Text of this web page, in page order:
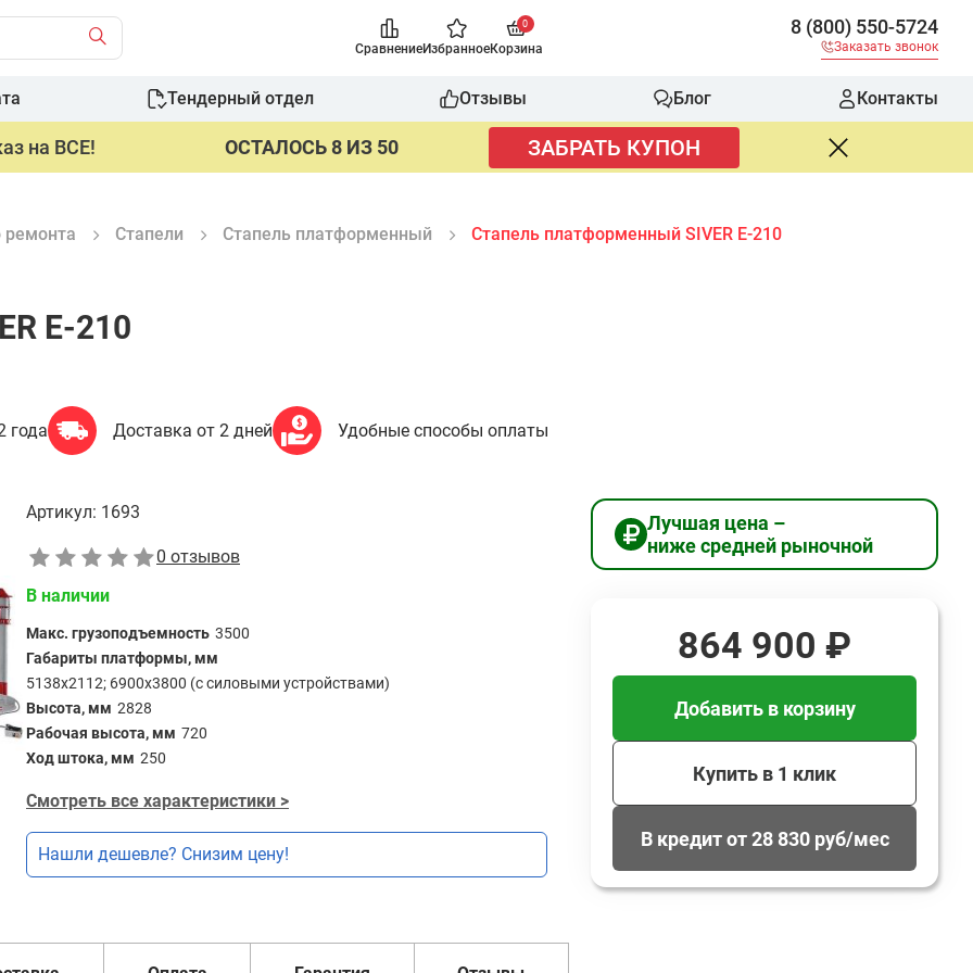
СравнениеИзбранное
0
Корзина
8 (800) 550-5724
Заказать звонок
Тендерный отдел Отзывы Блог Контакты
на ВСЕ! ОСТАЛОСЬ 8 ИЗ 50 ЗАБРАТЬ КУПОН
ремонта Стапели Стапель платформенный Стапель платформенный SIVER E-210
E-210
года Доставка от 2 дней Удобные способы оплаты
Артикул: 1693
0 отзывов
В наличии
Макс. грузоподъемность 3500
Габариты платформы, мм
5138х2112; 6900х3800 (с силовыми устройствами)
Высота, мм 2828
Рабочая высота, мм 720
Ход штока, мм 250
Смотреть все характеристики >
Нашли дешевле? Снизим цену!
Лучшая цена –
ниже средней рыночной
864 900 ₽
Добавить в корзину
Купить в 1 клик
В кредит от 28 830 руб/мес